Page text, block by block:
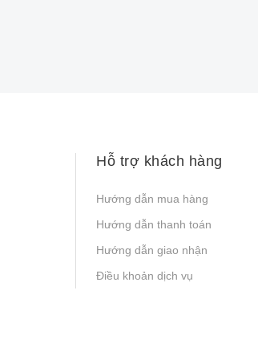
Hỗ trợ khách hàng
Hướng dẫn mua hàng
Hướng dẫn thanh toán
Hướng dẫn giao nhận
Điều khoản dịch vụ